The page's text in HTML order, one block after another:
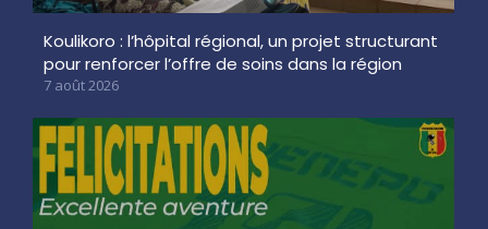
Koulikoro : l’hôpital régional, un projet structurant
pour renforcer l’offre de soins dans la région
7 août 2026